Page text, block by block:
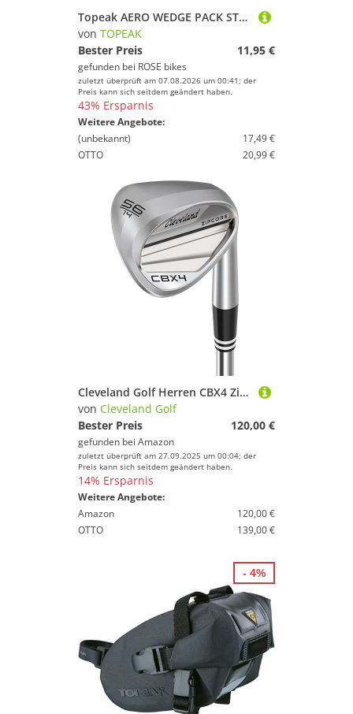
Topeak AERO WEDGE PACK STRAP MICRO Satteltasche
von TOPEAK
Bester Preis
11,95 €
gefunden bei ROSE bikes
zuletzt überprüft am 07.08.2026 um 00:41; der
Preis kann sich seitdem geändert haben.
43% Ersparnis
Weitere Angebote:
(unbekannt)
17,49 €
OTTO
20,99 €
Cleveland Golf Herren CBX4 Zipcore Golfschläger, Tour Satin, Steel
von Cleveland Golf
Bester Preis
120,00 €
gefunden bei Amazon
zuletzt überprüft am 27.09.2025 um 00:04; der
Preis kann sich seitdem geändert haben.
14% Ersparnis
Weitere Angebote:
Amazon
120,00 €
OTTO
139,00 €
- 4%